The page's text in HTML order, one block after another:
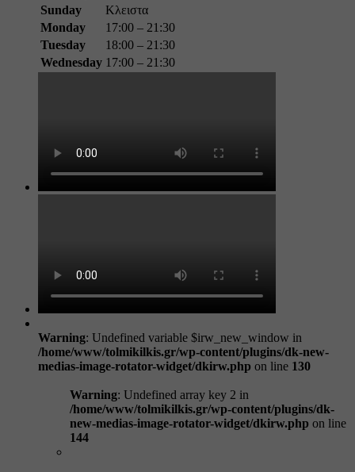
Sunday
Κλειστα
Monday
17:00 – 21:30
Tuesday
18:00 – 21:30
Wednesday 17:00 – 21:30
Warning: Undefined variable $irw_new_window in
/home/www/tolmikilkis.gr/wp-content/plugins/dk-new-
medias-image-rotator-widget/dkirw.php on line 130
Warning: Undefined array key 2 in
/home/www/tolmikilkis.gr/wp-content/plugins/dk-
new-medias-image-rotator-widget/dkirw.php on line
144